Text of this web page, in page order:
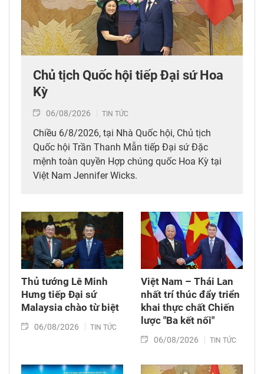
Chủ tịch Quốc hội tiếp Đại sứ Hoa
Kỳ
06/08/2026 TIN TỨC
Chiều 6/8/2026, tại Nhà Quốc hội, Chủ tịch
Quốc hội Trần Thanh Mẫn tiếp Đại sứ Đặc
mệnh toàn quyền Hợp chúng quốc Hoa Kỳ tại
Việt Nam Jennifer Wicks.
Thủ tướng Lê Minh
Hưng tiếp Đại sứ
Malaysia chào từ biệt
06/08/2026 TIN TỨC
Việt Nam – Thái Lan
nhất trí thúc đẩy triển
khai thực chất Chiến
lược "Ba kết nối"
06/08/2026 TIN TỨC